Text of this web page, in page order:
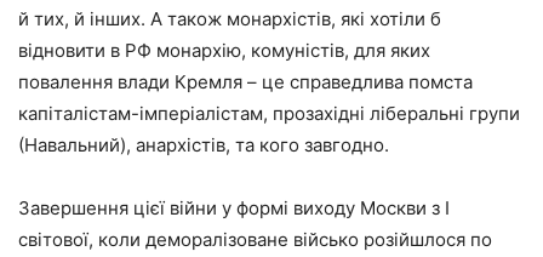
й тих, й інших. А також монархістів, які хотіли б
відновити в РФ монархію, комуністів, для яких
повалення влади Кремля – це справедлива помста
капіталістам-імперіалістам, прозахідні ліберальні групи
(Навальний), анархістів, та кого завгодно.
Завершення цієї війни у формі виходу Москви з І
світової, коли деморалізоване військо розійшлося по